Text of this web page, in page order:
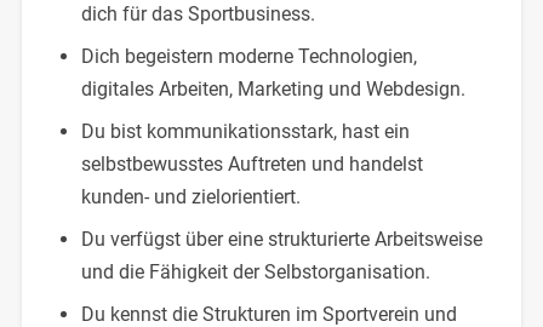
dich für das Sportbusiness.
Dich begeistern moderne Technologien,
digitales Arbeiten, Marketing und Webdesign.
Du bist kommunikationsstark, hast ein
selbstbewusstes Auftreten und handelst
kunden- und zielorientiert.
Du verfügst über eine strukturierte Arbeitsweise
und die Fähigkeit der Selbstorganisation.
Du kennst die Strukturen im Sportverein und